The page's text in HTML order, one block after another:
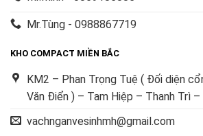
Mr.Tùng - 0988867719
KHO COMPACT MIỀN BẮC
KM2 – Phan Trọng Tuệ ( Đối diện
Văn Điển ) – Tam Hiệp – Thanh Trì –
vachnganvesinhmh@gmail.com